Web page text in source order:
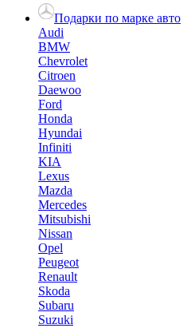
Подарки по марке авто
Audi
BMW
Chevrolet
Citroen
Daewoo
Ford
Honda
Hyundai
Infiniti
KIA
Lexus
Mazda
Mercedes
Mitsubishi
Nissan
Opel
Peugeot
Renault
Skoda
Subaru
Suzuki